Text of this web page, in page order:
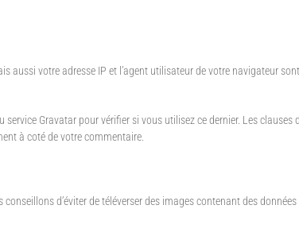
votre adresse IP et l’agent utilisateur de votre navigateur
Gravatar pour vérifier si vous utilisez ce dernier. Les
à coté de votre commentaire.
d’éviter de téléverser des images contenant des